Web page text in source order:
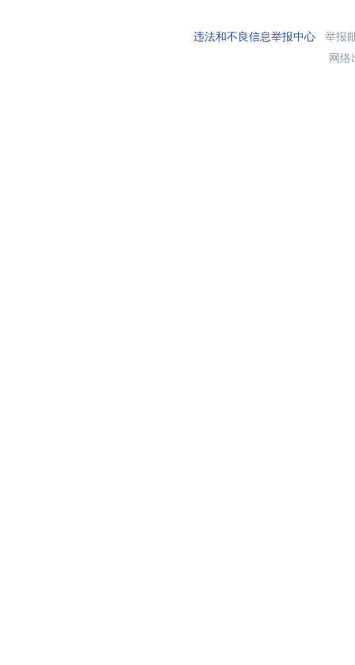
违法和不良信息举报中心举报
网